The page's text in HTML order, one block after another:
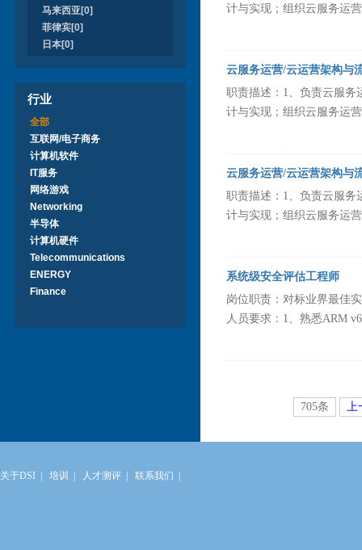
马来西亚[0]
菲律宾[0]
日本[0]
行业
全部
互联网/电子商务
计算机软件
IT服务
网络游戏
Networking
半导体
计算机硬件
Telecommunications
ENERGY
Finance
计与实现；组织云服务运
云服务运营/云运营架构与
职责描述：1、负责云服务
计与实现；组织云服务运
云服务运营/云运营架构与
职责描述：1、负责云服务
计与实现；组织云服务运
系统级安全评估工程师
岗位职责：对标业界最佳
人员要求：1、熟悉ARM
705条 上
关于DSI 培训 人才测评 联系我们